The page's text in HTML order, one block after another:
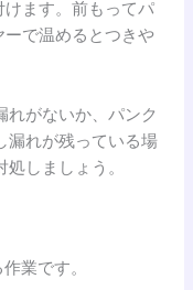
けます。前もってパ
で温めるとつきや
れがないか、パンク
漏れが残っている場
しましょう。
業です。